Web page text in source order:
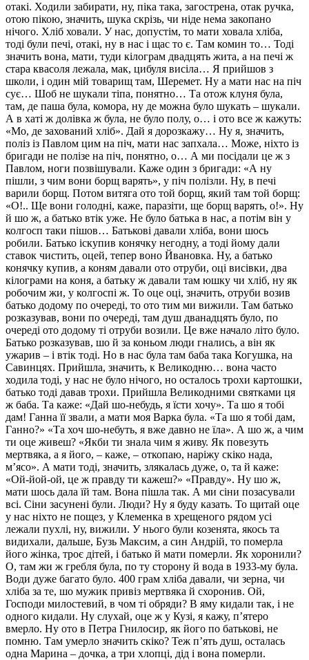
отакі. Ходили забирати, ну, піка така, загострена, отак ручка,
отою пікою, значить, шука скрізь, чи ніде нема закопано
нічого. Хліб ховали. У нас, допустім, то мати ховала хліба,
тоді були печі, отакі, ну в нас і щас то є. Там комин то… Тоді
значить вона, мати, туди кілограм двадцять жита, а на печі ж
стара квасоля лежала, мак, цибуля висіла… Я прийшов з
школи, і один мій товарищ там, Шеремет. Ну а мати нас на піч
сує… Шоб не шукали тіпа, понятно… Та отож клуня була,
там, де паша була, комора, ну де можна було шукать – шукали.
А в хаті ж долівка ж була, не було полу, о… і ото все ж кажуть:
«Мо, де захований хліб». Дай я дорозкажу… Ну я, значить,
поліз із Павлом цим на піч, мати нас запхала… Може, ніхто із
бригади не полізе на піч, понятно, о… А ми посідали це ж з
Павлом, ноги позвішували. Каже один з бригади: «А ну
пішли, з чим вони борщ варять», у піч полізли. Ну, в печі
варили борщ. Потом витяга ото той борщ, який там той борщ:
«О!.. Ще вони голодні, каже, паразіти, ще борщ варять, о!». Ну
й шо ж, а батько втік уже. Не було батька в нас, а потім він у
колгосп таки пішов… Батькові давали хліба, вони шось
робили. Батько іскупив конячку негодну, а тоді йому дали
ставок чистить, оцей, тепер воно Йвановка. Ну, а батько
конячку купив, а коням давали ото отруби, оці висівки, два
кілограми на коня, а батьку ж давали там юшку чи хліб, ну як
робочим жи, у колгоспі ж. То оце оці, значить, отруби возив
батько додому по очереді, то ото тим ми вижили. Там батько
розказував, вони по очереді, там душ дванадцять було, по
очереді ото додому ті отруби возили. Це вже начало літо було.
Батько розказував, шо й за коньом люди гнались, а він як
ужарив – і втік тоді. Но в нас була там баба така Когушка, на
Савинцях. Прийшла, значить, к Великодню… вона часто
ходила тоді, у нас не було нічого, но осталось трохи картошки,
батько тоді давав трохи. Прийшла Великодними святками ця
ж баба. Та каже: «Дай шо-небудь, я їсти хочу». Та шо я тобі
дам! Ганна її звали, а мати моя Варка була. «Та шо я тобі дам,
Ганно?» «Та хоч шо-небуть, я вже давно не їла». А шо ж, а чим
ти оце живеш? «Якби ти знала чим я живу. Як повезуть
мертвяка, а я його, – каже, – откопаю, наріжу скіко нада,
м’ясо». А мати тоді, значить, злякалась дуже, о, та й каже:
«Ой-йой-ой, це ж правду ти кажеш?» «Правду». Ну шо ж,
мати шось дала їй там. Вона пішла так. А ми сіни позасували
всі. Сіни засунені були. Люди? Ну я буду казать. То щитай оце
у нас ніхто не пощез, у Клеменка в хрещеного рядом усі
лежали пухлі, ну, вижили. У нього були козенята, якось та
видихали, дальше, Бузь Максим, а син Андрій, то померла
його жінка, троє дітей, і батько й мати померли. Як хоронили?
О, там жи ж гребля була, по ту сторону й вода в 1933-му була.
Води дуже багато було. 400 грам хліба давали, чи зерна, чи
хліба за те, шо мужик привіз мертвяка й схоронив. Ой,
Господи милостевий, в чом ті обряди? В яму кидали так, і не
одного кидали. Ну слухай, оце ж у Кузі, я кажу, п’ятеро
вмерло. Ну ото в Петра Гнилосир, як його по батькові, не
помню. Там умерло значить скіко? Теж п’ять душ, осталась
одна Марина – дочка, а три хлопці, дід і вона померли.